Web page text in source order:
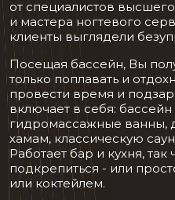
от специалистов
и мастера ногтевого
клиенты выглядели
Посещая бассейн, Вы
только поплавать и
провести время и
включает в себя:
гидромассажные ванны,
хамам, классическую
Работает бар и кухня,
подкрепиться - или
или коктейлем.